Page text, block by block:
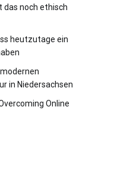
das noch ethisch
heutzutage ein
in Niedersachsen
Online